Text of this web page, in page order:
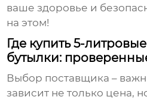
ваше здоровье и
на этом!
Где купить 5-
бутылки:
Выбор поставщика –
зависит не только цена,